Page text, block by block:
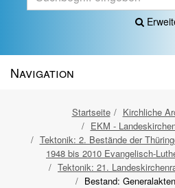
Navigation
Startseite
Kirchliche
EKM -
Tektonik: 2. Bestände der
1948 bis 2010 Evangelisch-
Tektonik: 21.
Bestand: